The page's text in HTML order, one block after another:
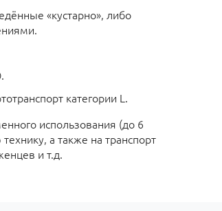
«кустарно», либо
категории L.
использования (до 6
а также на транспорт
и т.д.